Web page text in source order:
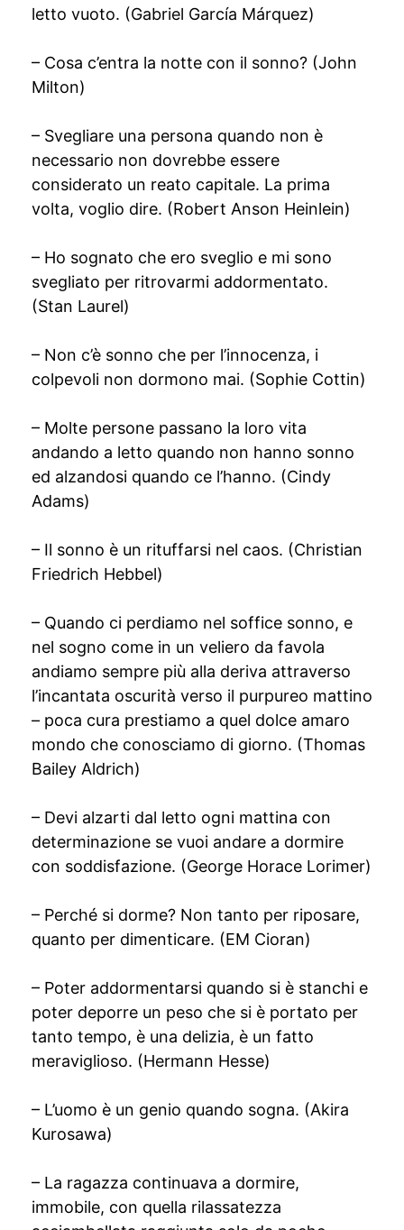
letto vuoto. (Gabriel García Márquez)
– Cosa c’entra la notte con il sonno? (John
Milton)
– Svegliare una persona quando non è
necessario non dovrebbe essere
considerato un reato capitale. La prima
volta, voglio dire. (Robert Anson Heinlein)
– Ho sognato che ero sveglio e mi sono
svegliato per ritrovarmi addormentato.
(Stan Laurel)
– Non c’è sonno che per l’innocenza, i
colpevoli non dormono mai. (Sophie Cottin)
– Molte persone passano la loro vita
andando a letto quando non hanno sonno
ed alzandosi quando ce l’hanno. (Cindy
Adams)
– Il sonno è un rituffarsi nel caos. (Christian
Friedrich Hebbel)
– Quando ci perdiamo nel soffice sonno, e
nel sogno come in un veliero da favola
andiamo sempre più alla deriva attraverso
l’incantata oscurità verso il purpureo mattino
– poca cura prestiamo a quel dolce amaro
mondo che conosciamo di giorno. (Thomas
Bailey Aldrich)
– Devi alzarti dal letto ogni mattina con
determinazione se vuoi andare a dormire
con soddisfazione. (George Horace Lorimer)
– Perché si dorme? Non tanto per riposare,
quanto per dimenticare. (EM Cioran)
– Poter addormentarsi quando si è stanchi e
poter deporre un peso che si è portato per
tanto tempo, è una delizia, è un fatto
meraviglioso. (Hermann Hesse)
– L’uomo è un genio quando sogna. (Akira
Kurosawa)
– La ragazza continuava a dormire,
immobile, con quella rilassatezza